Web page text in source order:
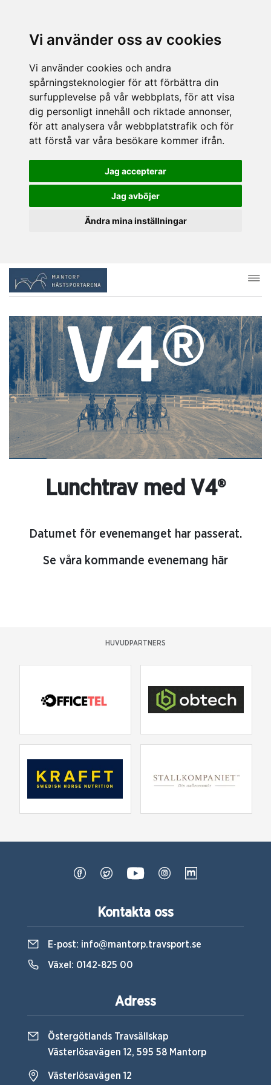
Vi använder oss av cookies
Vi använder cookies och andra
spårningsteknologier för att förbättra din
surfupplevelse på vår webbplats, för att visa
dig personligt innehåll och riktade annonser,
för att analysera vår webbplatstrafik och för
att förstå var våra besökare kommer ifrån.
Jag accepterar
Jag avböjer
Ändra mina inställningar
Lunchtrav med V4®
Datumet för evenemanget har passerat.
Se våra kommande evenemang här
HUVUDPARTNERS
Kontakta oss
E-post: info@mantorp.travsport.se
Växel: 0142-825 00
Adress
Östergötlands Travsällskap
Västerlösavägen 12, 595 58 Mantorp
Västerlösavägen 12